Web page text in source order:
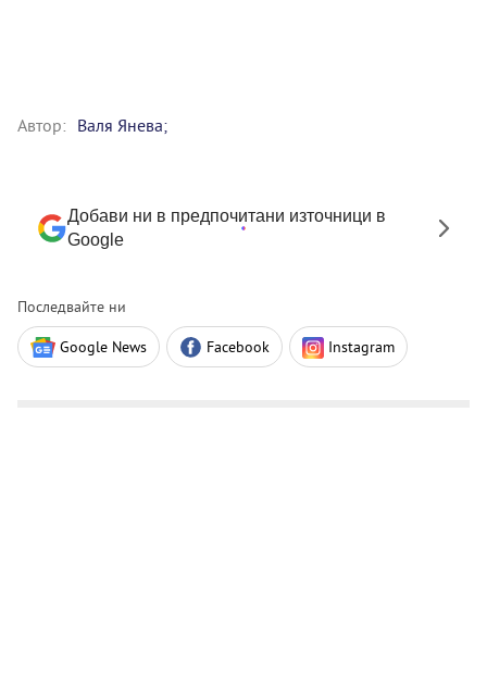
Автор: Валя Янева;
Добави ни в предпочитани източници в
Google
Последвайте ни
Google News Facebook Instagram